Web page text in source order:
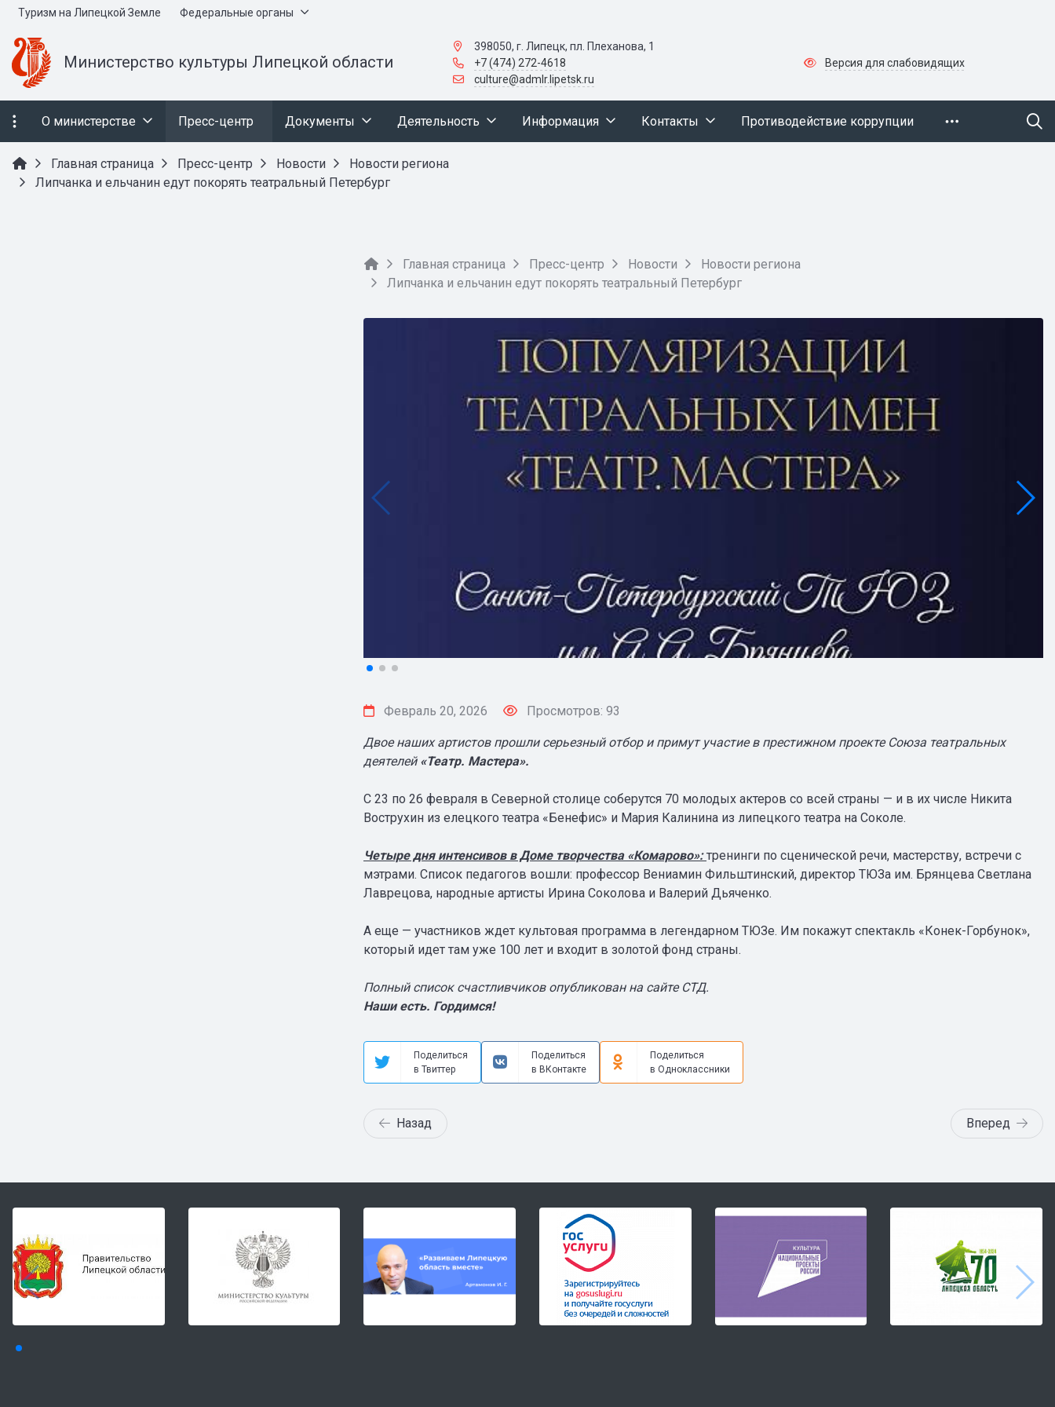
Туризм на Липецкой Земле Федеральные органы
Министерство культуры Липецкой области
398050, г. Липецк, пл. Плеханова, 1
+7 (474) 272-4618
culture@admlr.lipetsk.ru
Версия для слабовидящих
О министерстве Пресс-центр Документы Деятельность Информация Контакты Противодействие коррупции
Главная страница Пресс-центр Новости
Новости региона
Липчанка и ельчанин едут покорять театральный Петербург
Главная страница Пресс-центр Новости
Новости региона
Липчанка и ельчанин едут покорять театральный Петербург
Февраль 20, 2026 Просмотров: 93
Двое наших артистов прошли серьезный отбор и примут участие в престижном проекте Союза театральных
деятелей «Театр. Мастера».
С 23 по 26 февраля в Северной столице соберутся 70 молодых актеров со всей страны — и в их числе Никита
Вострухин из елецкого театра «Бенефис» и Мария Калинина из липецкого театра на Соколе.
Четыре дня интенсивов в Доме творчества «Комарово»: тренинги по сценической речи, мастерству, встречи с
мэтрами. Список педагогов вошли: профессор Вениамин Фильштинский, директор ТЮЗа им. Брянцева Светлана
Лаврецова, народные артисты Ирина Соколова и Валерий Дьяченко.
А еще — участников ждет культовая программа в легендарном ТЮЗе. Им покажут спектакль «Конек-Горбунок»,
который идет там уже 100 лет и входит в золотой фонд страны.
Полный список счастливчиков опубликован на сайте СТД.
Наши есть. Гордимся!
Поделиться
в Твиттер
Поделиться
в ВКонтакте
Поделиться
в Одноклассники
Назад Вперед